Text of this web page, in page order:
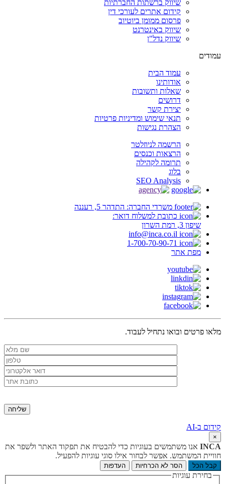
שיווק ברשתות החברתיות
קידום אתרים לעורכי דין
פרסום ממומן ביוטיוב
שיווק באינטרנט
שיווק נדל"ן
עמודים
עמוד הבית
אודותינו
שאלות ותשובות
דרושים
יצירת קשר
תנאי שימוש ומדיניות פרטיות
הצהרת נגישות
הרשמה לניוזלטר
הרצאות וכנסים
תרומה לקהילה
בלוג
SEO Analysis
משרדי החברה: התדהר 5, רעננה
כתובת למשלוח דואר:
שיפון 3, רמת השרון
info@inca.co.il
1-700-70-90-71
מפת אתר
מלאו פרטים ובואו נתחיל לעבוד.
קידום ב-AI
×
INCA אנו משתמשים בעוגיות כדי להבטיח את תפקוד האתר ולשפר את
חוויית המשתמש. אפשר לבחור אילו סוגי עוגיות להפעיל.
קבל הכל הסר לא הכרחיות העדפות
בחירת עוגיות